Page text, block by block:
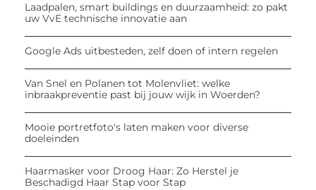
Laadpalen, smart buildings en duurzaamheid: zo pakt
uw VvE technische innovatie aan
Google Ads uitbesteden, zelf doen of intern regelen
Van Snel en Polanen tot Molenvliet: welke
inbraakpreventie past bij jouw wijk in Woerden?
Mooie portretfoto's laten maken voor diverse
doeleinden
Haarmasker voor Droog Haar: Zo Herstel je
Beschadigd Haar Stap voor Stap